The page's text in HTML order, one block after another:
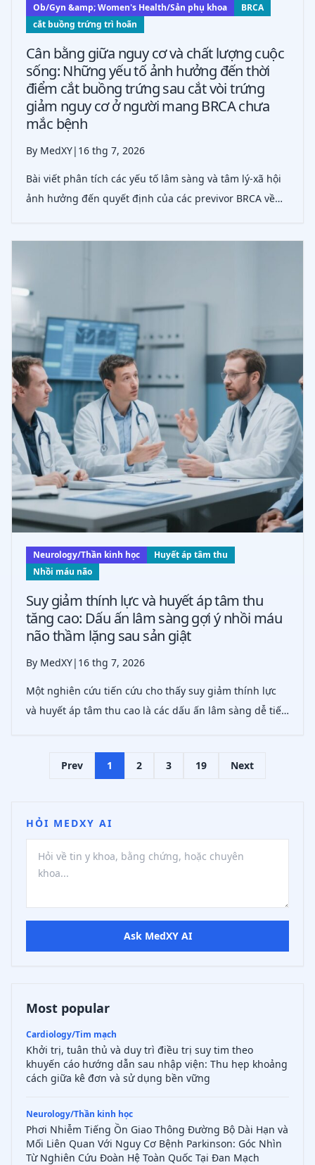
Ob/Gyn &amp; Women's Health/Sản phụ khoa
BRCA
cắt buồng trứng trì hoãn
Cân bằng giữa nguy cơ và chất lượng cuộc
sống: Những yếu tố ảnh hưởng đến thời
điểm cắt buồng trứng sau cắt vòi trứng
giảm nguy cơ ở người mang BRCA chưa
mắc bệnh
By MedXY| 16 thg 7, 2026
Bài viết phân tích các yếu tố lâm sàng và tâm lý-xã hội
ảnh hưởng đến quyết định của các previvor BRCA về
giảm nguy cơ, nhấn mạnh sự cân bằng tinh tế giữa lo
Neurology/Thần kinh học
Huyết áp tâm thu
Nhồi máu não
Suy giảm thính lực và huyết áp tâm thu
tăng cao: Dấu ấn lâm sàng gợi ý nhồi máu
não thầm lặng sau sản giật
By MedXY| 16 thg 7, 2026
Một nghiên cứu tiến cứu cho thấy suy giảm thính lực
và huyết áp tâm thu cao là các dấu ấn lâm sàng dễ tiếp
nữ sau sản giật, qua đó gợi ý khả năng sử dụng chúng
như công cụ phân tầng ban đầu
Prev 1 2 3 19 Next
HỎI MEDXY AI
Ask MedXY AI
Most popular
Cardiology/Tim mạch
Khởi trị, tuân thủ và duy trì điều trị suy tim theo
khuyến cáo hướng dẫn sau nhập viện: Thu hẹp khoảng
cách giữa kê đơn và sử dụng bền vững
Neurology/Thần kinh học
Phơi Nhiễm Tiếng Ồn Giao Thông Đường Bộ Dài Hạn và
Mối Liên Quan Với Nguy Cơ Bệnh Parkinson: Góc Nhìn
Từ Nghiên Cứu Đoàn Hệ Toàn Quốc Tại Đan Mạch